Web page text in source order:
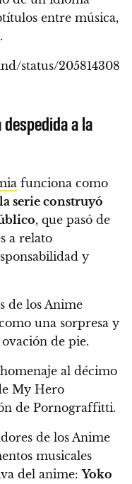
entre música,
status/205814308
a la
funciona como
la serie construyó
, que pasó de
a relato
y
de los Anime
una sorpresa y
de pie.
al décimo
My Hero
de Pornograffitti.
de los Anime
musicales
del anime:Yoko